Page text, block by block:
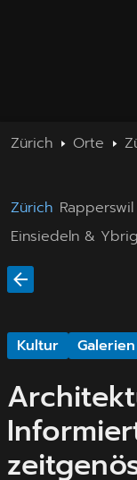
Zürich Orte
Zürich
Einsiedeln & Ybrig
Kultur Galerien